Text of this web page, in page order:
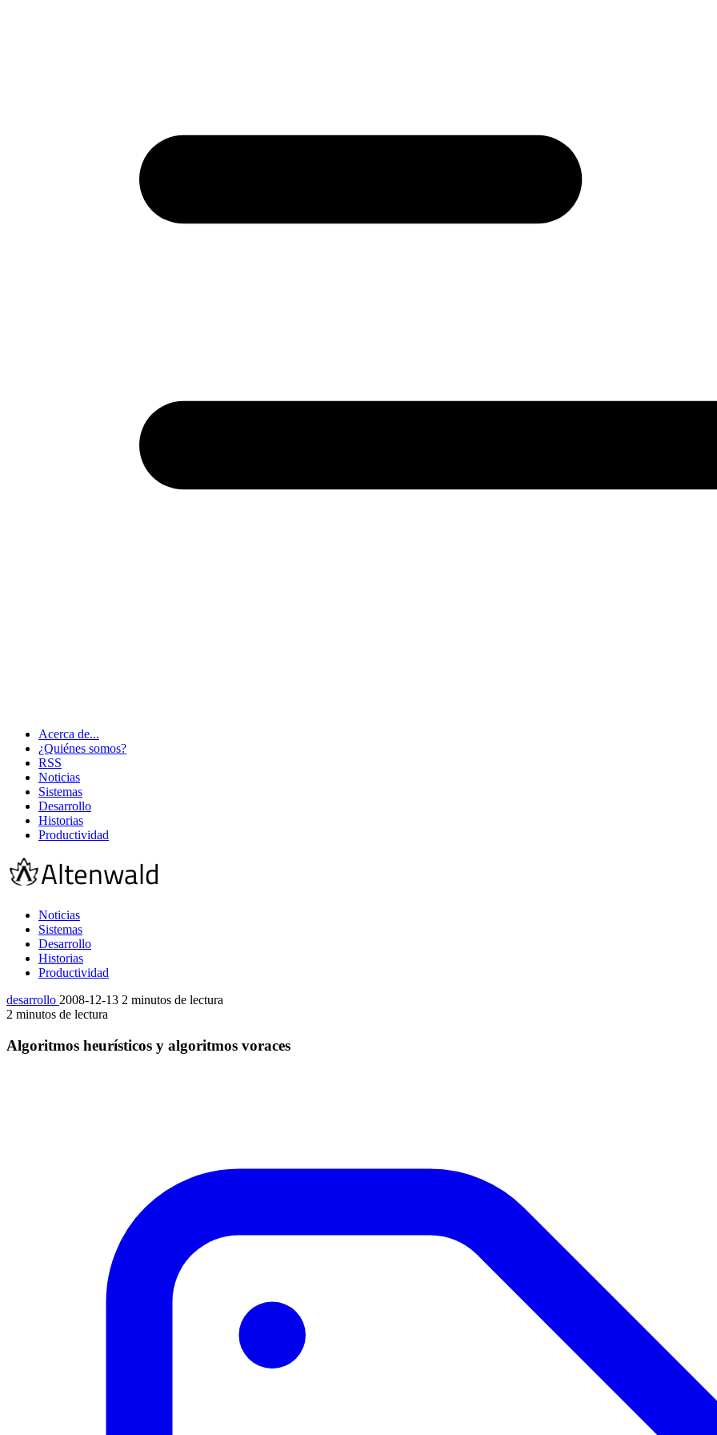
Acerca de...
¿Quiénes somos?
RSS
Noticias
Sistemas
Desarrollo
Historias
Productividad
Noticias
Sistemas
Desarrollo
Historias
Productividad
desarrollo 2008-12-13 2 minutos de lectura
2 minutos de lectura
Algoritmos heurísticos y algoritmos voraces